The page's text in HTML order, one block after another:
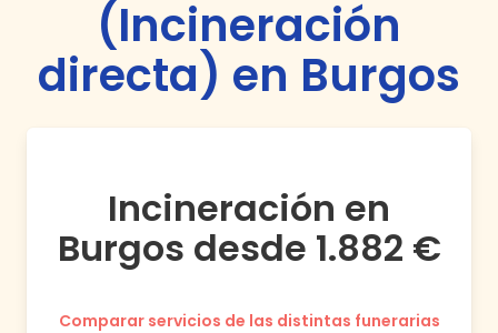
(Incineración
directa) en Burgos
Incineración en
Burgos desde 1.882 €
Comparar servicios de las distintas funerarias